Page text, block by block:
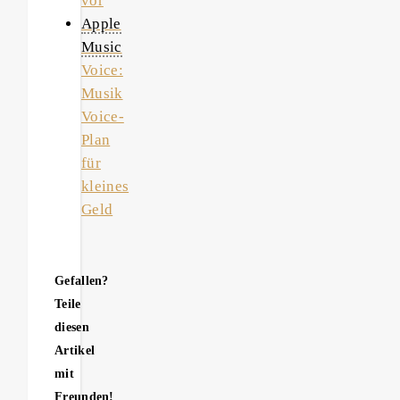
Apple
Music
Voice:
Musik
Voice-
Plan
für
kleines
Geld
Gefallen?
Teile
diesen
Artikel
mit
Freunden!